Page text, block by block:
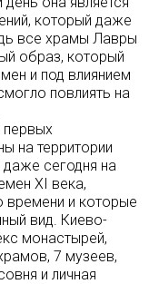
который даже
все храмы Лавры
образ, который
и под влиянием
повлиять на
первых
на территории
сегодня на
XI века,
времени и которые
вид. Киево-
монастырей,
7 музеев,
и личная